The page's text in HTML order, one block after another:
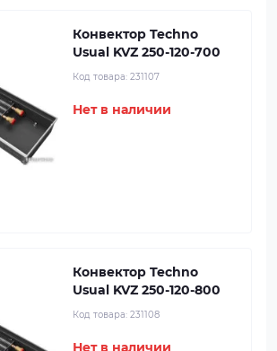
Конвектор Techno
Usual KVZ 250-120-700
Код товара: 231107
Нет в наличии
Конвектор Techno
Usual KVZ 250-120-800
Код товара: 231108
Нет в наличии